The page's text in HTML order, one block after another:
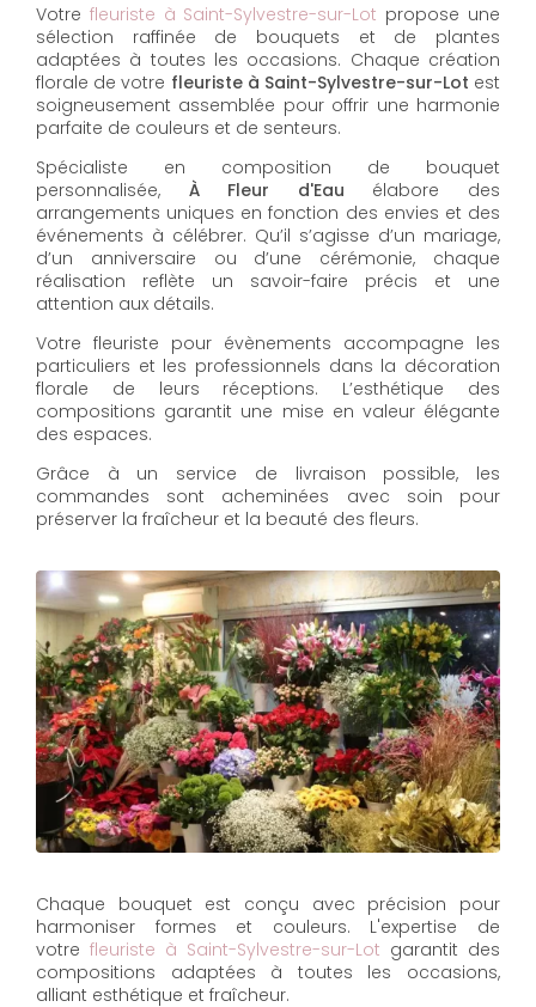
Votre fleuriste à Saint-Sylvestre-sur-Lot propose une
sélection raffinée de bouquets et de plantes
adaptées à toutes les occasions. Chaque création
florale de votre fleuriste à Saint-Sylvestre-sur-Lot est
soigneusement assemblée pour offrir une harmonie
parfaite de couleurs et de senteurs.
Spécialiste en composition de bouquet
personnalisée, À Fleur d'Eau élabore des
arrangements uniques en fonction des envies et des
événements à célébrer. Qu’il s’agisse d’un mariage,
d’un anniversaire ou d’une cérémonie, chaque
réalisation reflète un savoir-faire précis et une
attention aux détails.
Votre fleuriste pour évènements accompagne les
particuliers et les professionnels dans la décoration
florale de leurs réceptions. L’esthétique des
compositions garantit une mise en valeur élégante
des espaces.
Grâce à un service de livraison possible, les
commandes sont acheminées avec soin pour
préserver la fraîcheur et la beauté des fleurs.
Chaque bouquet est conçu avec précision pour
harmoniser formes et couleurs. L'expertise de
votre fleuriste à Saint-Sylvestre-sur-Lot garantit des
compositions adaptées à toutes les occasions,
alliant esthétique et fraîcheur.